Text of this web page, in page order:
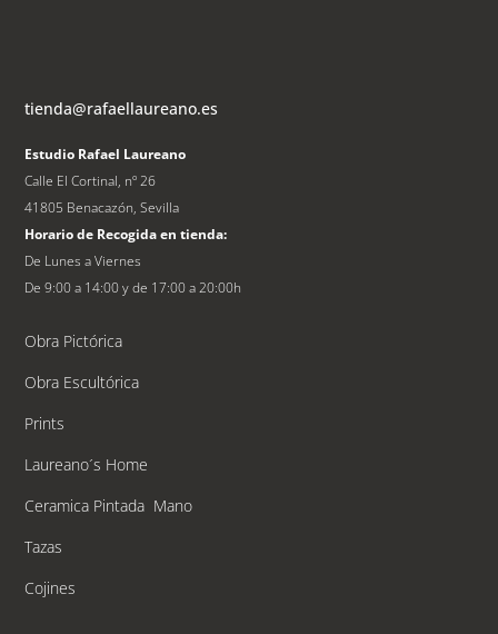
tienda@rafaellaureano.es
Estudio Rafael Laureano
Calle El Cortinal, nº 26
41805 Benacazón, Sevilla
Horario de Recogida en tienda:
De Lunes a Viernes
De 9:00 a 14:00 y de 17:00 a 20:00h
Obra Pictórica
Obra Escultórica
Prints
Laureano´s Home
Ceramica Pintada Mano
Tazas
Cojines